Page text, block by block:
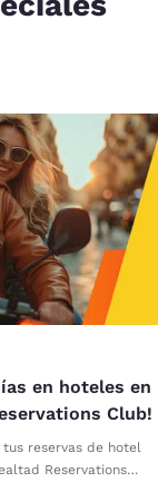
en hoteles en
Club!
reservas de hotel
Reservations